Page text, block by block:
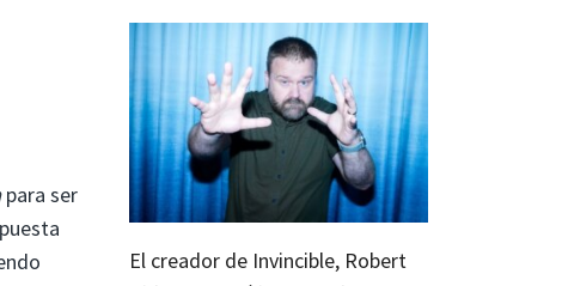
para ser
El creador de Invincible, Robert